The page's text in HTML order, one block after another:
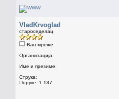
VladKrvoglad
староседелац
Ван мреже
Организација:
Име и презиме:
Струка:
Поруке: 1.137